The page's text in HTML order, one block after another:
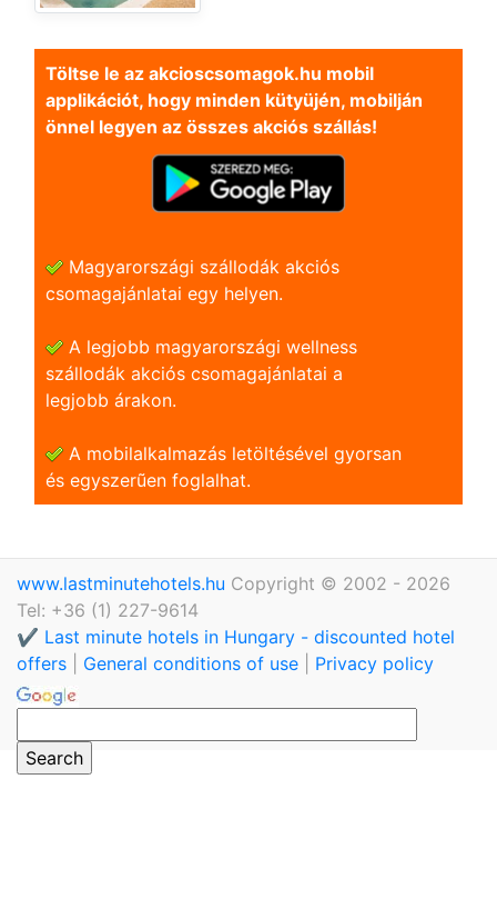
Töltse le az akcioscsomagok.hu mobil
applikációt, hogy minden kütyüjén, mobilján
önnel legyen az összes akciós szállás!
Magyarországi szállodák akciós
csomagajánlatai egy helyen.
A legjobb magyarországi wellness
szállodák akciós csomagajánlatai a
legjobb árakon.
A mobilalkalmazás letöltésével gyorsan
és egyszerũen foglalhat.
www.lastminutehotels.hu Copyright © 2002 - 2026
Tel: +36 (1) 227-9614
✔️ Last minute hotels in Hungary - discounted hotel
offers
General conditions of use Privacy policy